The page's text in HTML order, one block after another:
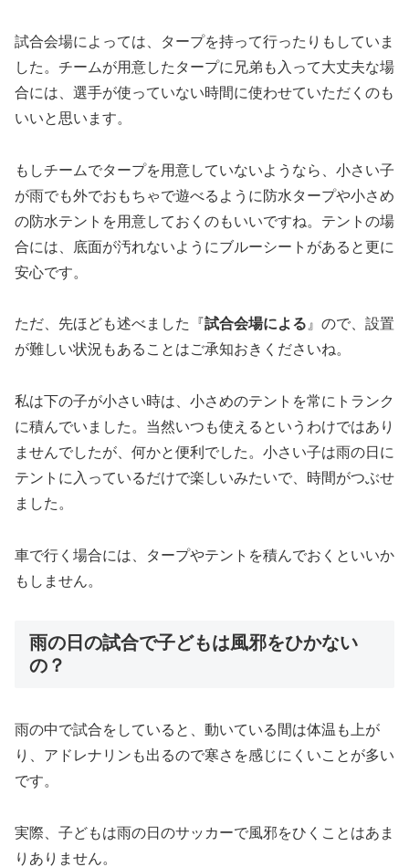
試合会場によっては、タープを持って行ったりもしていま
した。チームが用意したタープに兄弟も入って大丈夫な場
合には、選手が使っていない時間に使わせていただくのも
いいと思います。
もしチームでタープを用意していないようなら、小さい子
が雨でも外でおもちゃで遊べるように防水タープや小さめ
の防水テントを用意しておくのもいいですね。テントの場
合には、底面が汚れないようにブルーシートがあると更に
安心です。
ただ、先ほども述べました『試合会場による 』ので、設置
が難しい状況もあることはご承知おきくださいね。
私は下の子が小さい時は、小さめのテントを常にトランク
に積んでいました。当然いつも使えるというわけではあり
ませんでしたが、何かと便利でした。小さい子は雨の日に
テントに入っているだけで楽しいみたいで、時間がつぶせ
ました。
車で行く場合には、タープやテントを積んでおくといいか
もしません。
雨の日の試合で子どもは風邪をひかない
の？
雨の中で試合をしていると、動いている間は体温も上が
り、アドレナリンも出るので寒さを感じにくいことが多い
です。
実際、子どもは雨の日のサッカーで風邪をひくことはあま
りありません。